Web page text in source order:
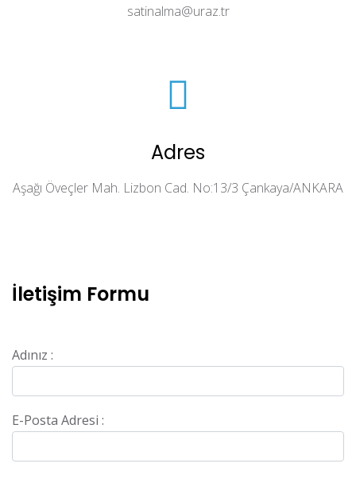
satinalma@uraz.tr
Adres
Aşağı Öveçler Mah. Lizbon Cad. No:13/3 Çankaya/ANKARA
İletişim Formu
Adınız :
E-Posta Adresi :